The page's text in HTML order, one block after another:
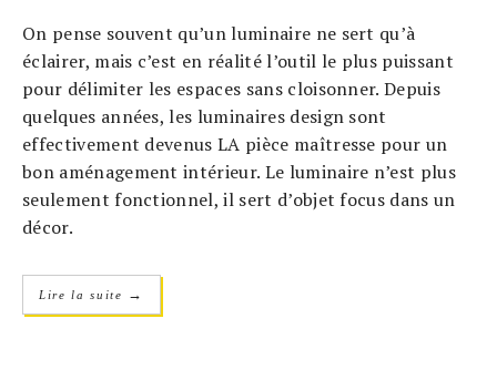
On pense souvent qu’un luminaire ne sert qu’à
éclairer, mais c’est en réalité l’outil le plus puissant
pour délimiter les espaces sans cloisonner. Depuis
quelques années, les luminaires design sont
effectivement devenus LA pièce maîtresse pour un
bon aménagement intérieur. Le luminaire n’est plus
seulement fonctionnel, il sert d’objet focus dans un
décor.
Lire la suite →